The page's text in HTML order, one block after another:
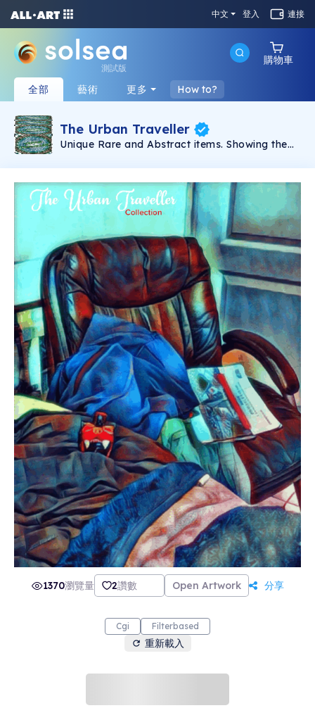
中文 登入 連接
測試版
購物車
全部 藝術 更多 How to?
The Urban Traveller
Unique Rare and Abstract items. Showing the
effects, as part of the life the art of the simple
1370瀏覽量 2讚數 Open Artwork 分享
Cgi Filterbased
重新載入